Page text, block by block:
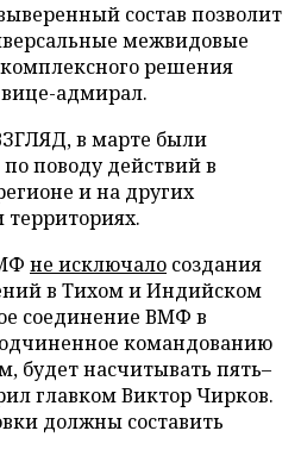
состав позволит
межвидовые
решения
адмирал.
в марте были
поводу действий в
и на других
территориях.
не исключало создания
в Тихом и Индийском
соединение ВМФ в
командованию
будет насчитывать пять–
главком Виктор Чирков.
должны составить